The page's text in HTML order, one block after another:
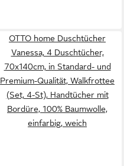
OTTO home Duschtücher
Vanessa, 4 Duschtücher,
70x140cm, in Standard- und
Premium-Qualität, Walkfrottee
(Set, 4-St), Handtücher mit
Bordüre, 100% Baumwolle,
einfarbig, weich